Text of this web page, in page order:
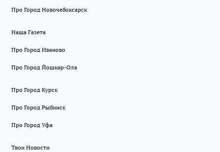
Про Город Новочебоксарск
Наша Газета
Про Город Иваново
Про Город Йошкар-Ола
Про Город Курск
Про Город Рыбинск
Про Город Уфа
Твои Новости